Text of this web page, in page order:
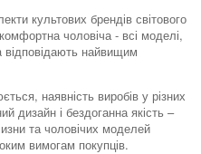
культових брендів світового
чоловіча - всі моделі,
найвищим
наявність виробів у різних
дизайн і бездоганна якість –
та чоловічих моделей
вимогам покупців.